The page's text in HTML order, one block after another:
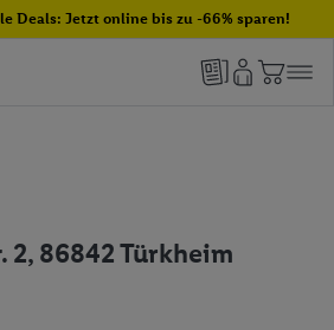
Deals: Jetzt online bis zu -66% sparen!
86842 Türkheim